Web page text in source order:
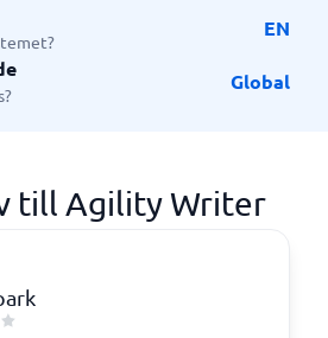
EN
Global
till Agility Writer